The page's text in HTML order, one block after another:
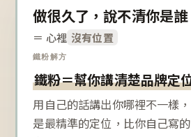
做很久了，說不清你是誰
＝ 心裡 沒有位置
鐵粉解方
鐵粉＝幫你講清楚品牌定
用自己的話講出你哪裡不一樣
是最精準的定位，比你自己寫